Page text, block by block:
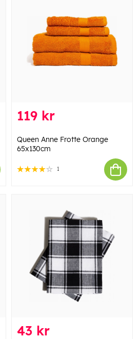
119 kr
Queen Anne Frotte Orange
65x130cm
1
43 kr